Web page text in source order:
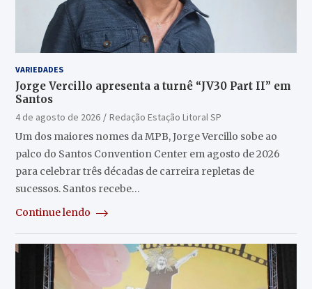
VARIEDADES
Jorge Vercillo apresenta a turnê “JV30 Part II” em
Santos
4 de agosto de 2026
Redação Estação Litoral SP
Um dos maiores nomes da MPB, Jorge Vercillo sobe ao
palco do Santos Convention Center em agosto de 2026
para celebrar três décadas de carreira repletas de
sucessos. Santos recebe…
Continue lendo